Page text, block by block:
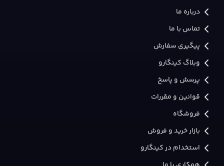
درباره ما
تماس با ما
پیگیری سفارش
وبلاگ کینگارو
پرسش و پاسخ
قوانین و مقررات
فروشگاه
بازار خرید و فروش
استخدام در کینگارو